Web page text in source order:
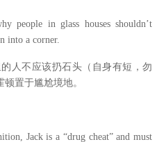
people in glass houses shouldn’t
into a corner.
人不应该扔石头（自身有短，勿
置于尴尬境地。
Jack is a “drug cheat” and must